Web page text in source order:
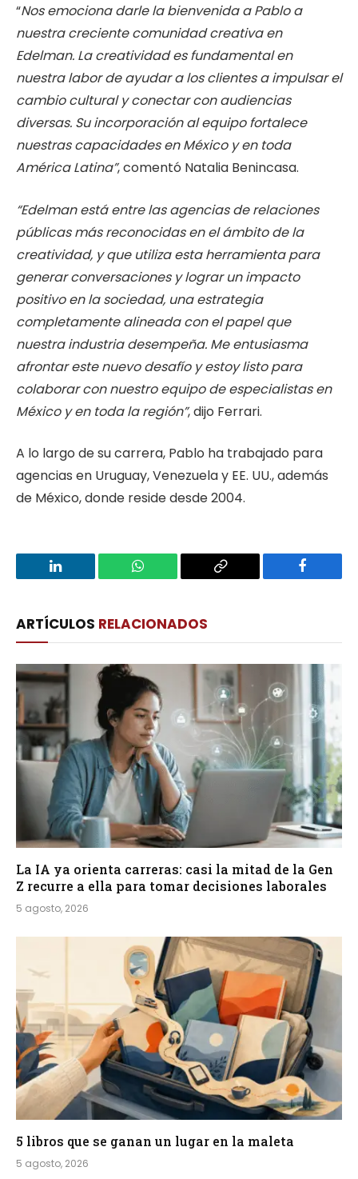
“Nos emociona darle la bienvenida a Pablo a
nuestra creciente comunidad creativa en
Edelman. La creatividad es fundamental en
nuestra labor de ayudar a los clientes a impulsar el
cambio cultural y conectar con audiencias
diversas. Su incorporación al equipo fortalece
nuestras capacidades en México y en toda
América Latina”, comentó Natalia Benincasa.
“Edelman está entre las agencias de relaciones
públicas más reconocidas en el ámbito de la
creatividad, y que utiliza esta herramienta para
generar conversaciones y lograr un impacto
positivo en la sociedad, una estrategia
completamente alineada con el papel que
nuestra industria desempeña. Me entusiasma
afrontar este nuevo desafío y estoy listo para
colaborar con nuestro equipo de especialistas en
México y en toda la región”, dijo Ferrari.
A lo largo de su carrera, Pablo ha trabajado para
agencias en Uruguay, Venezuela y EE. UU., además
de México, donde reside desde 2004.
LinkedIn WhatsApp
Copy
Facebook
ARTÍCULOS RELACIONADOS
La IA ya orienta carreras: casi la mitad de la Gen
Z recurre a ella para tomar decisiones laborales
5 agosto, 2026
5 libros que se ganan un lugar en la maleta
5 agosto, 2026